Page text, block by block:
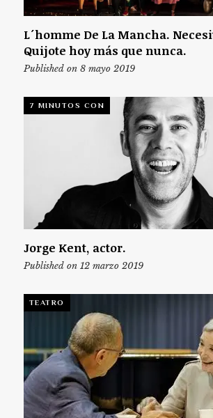
L´homme De La Mancha.
Quijote hoy más que nunca.
Published on 8 mayo 2019
7 MINUTOS CON
Jorge Kent, actor.
Published on 12 marzo 2019
TEATRO